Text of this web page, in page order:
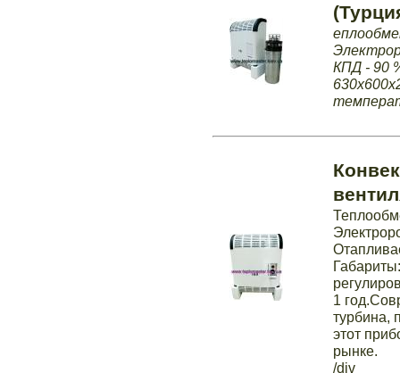
КПД - 90
1
турбина,
этот
рынке.
/div